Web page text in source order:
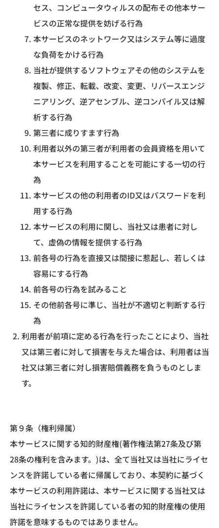
セス、コンピュータウィルスの配布その他本サー
ビスの正常な提供を妨げる行為
本サービスのネットワーク又はシステム等に過度
な負荷をかける行為
当社が提供するソフトウェアその他のシステムを
複製、修正、転載、改変、変更、リバースエンジ
ニアリング、逆アセンブル、逆コンパイル又は解
析する行為
第三者に成りすます行為
利用者以外の第三者が利用者の会員資格を用いて
本サービスを利用することを可能にする一切の行
為
本サービスの他の利用者のID又はパスワードを利
用する行為
本サービスの利用に関し、当社又は患者に対し
て、虚偽の情報を提供する行為
前各号の行為を直接又は間接に惹起し、若しくは
容易にする行為
前各号の行為を試みること
その他前各号に準じ、当社が不適切と判断する行
為
利用者が前項に定める行為を行ったことにより、当社
又は第三者に対して損害を与えた場合は、利用者は当
社又は第三者に対し損害賠償義務を負うものとしま
す。
第９条（権利帰属）
本サービスに関する知的財産権(著作権法第27条及び第
28条の権利を含みます。)は、全て当社又は当社にライセ
ンスを許諾している者に帰属しており、本契約に基づく
本サービスの利用許諾は、本サービスに関する当社又は
当社にライセンスを許諾している者の知的財産権の使用
許諾を意味するものではありません。